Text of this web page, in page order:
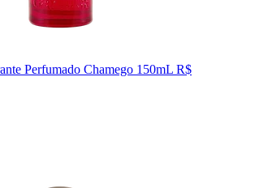
Perfumado Chamego 150mL R$